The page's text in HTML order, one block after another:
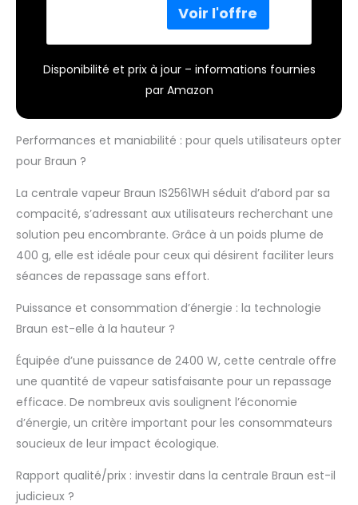
n'importe quel tissu,
sur tous les
obstacles, même en
restez plus coincé aux
boutons et aux
de pompe de 6 bars
vapeur fine peut
pénétrer
complètement les
tissus de vos
vêtements et ainsi
lisser même les plis
TECHNOLOGIE ICARE :
le réglage intelligent
protection de tous les
vêtements en coton,
soie, laine et
polyester sans
compromettre les
résultats Mode Eco :
d'énergie connt aux
Disponibilité et prix à jour – informations fournies
par Amazon
Performances et maniabilité : pour quels utilisateurs opter
pour Braun ?
La centrale vapeur Braun IS2561WH séduit d’abord par sa
compacité, s’adressant aux utilisateurs recherchant une
solution peu encombrante. Grâce à un poids plume de
400 g, elle est idéale pour ceux qui désirent faciliter leurs
séances de repassage sans effort.
Puissance et consommation d’énergie : la technologie
Braun est-elle à la hauteur ?
Équipée d’une puissance de 2400 W, cette centrale offre
une quantité de vapeur satisfaisante pour un repassage
efficace. De nombreux avis soulignent l’économie
d’énergie, un critère important pour les consommateurs
soucieux de leur impact écologique.
Rapport qualité/prix : investir dans la centrale Braun est-il
judicieux ?